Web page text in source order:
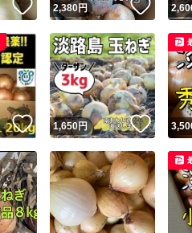
いいね！
2,380円 いい
いいね！
1,650円 いい